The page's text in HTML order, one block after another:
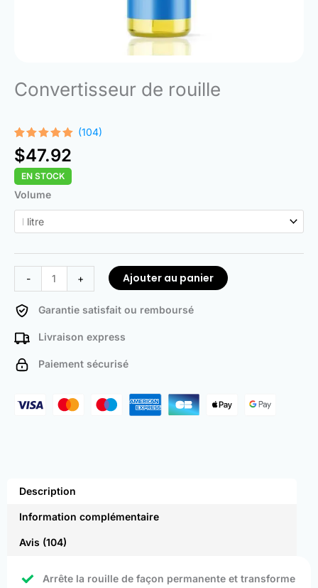
Convertisseur de rouille
Noté4.99
sur 5
basé sur
104
notations
client
(104)
$47.92
EN STOCK
Volume
-
quantité
de
Rust
+ Ajouter au panier
Garantie satisfait ou remboursé
Livraison express
Paiement sécurisé
Description
Information complémentaire
Avis (104)
Arrête la rouille de façon permanente et transforme